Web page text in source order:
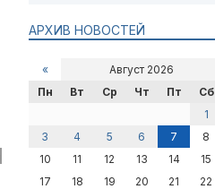
АРХИВ НОВОСТЕЙ
« Август 2026
Пн
Вт Ср Чт Пт Сб
1
3
4 5 6 7 8
10
11 12 13 14 15
17
18 19 20 21 22